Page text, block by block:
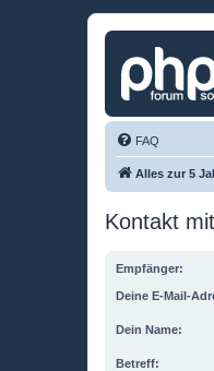
FAQ
Alles zur 5
Kontakt
Empfänger:
Deine E-Mail-
Dein Name:
Betreff: